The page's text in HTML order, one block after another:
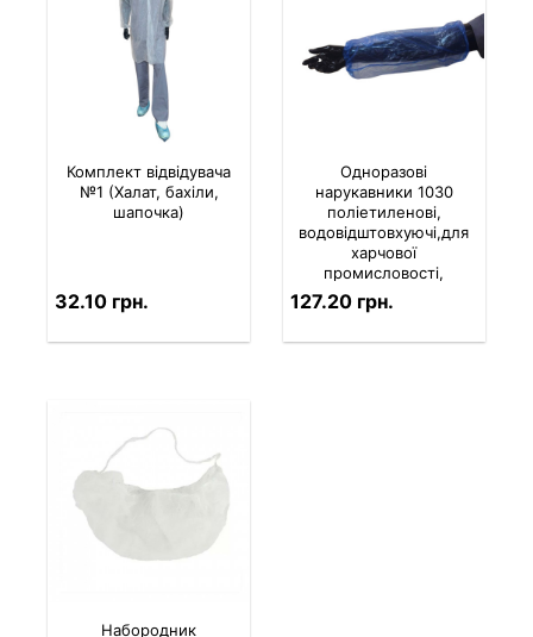
Комплект вiдвiдувача
№1 (Халат, бахіли,
шапочка)
32.10 грн.
Одноразові
нарукавники 1030
поліетиленові,
водовідштовхуючі,для
харчової
промисловості,
блакитні (50 пар в
пачці)
127.20 грн.
Набородник